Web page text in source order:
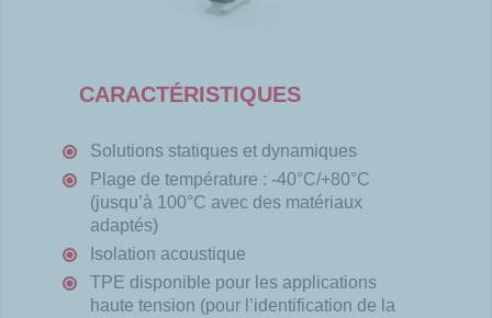
CARACTÉRISTIQUES
Solutions statiques et dynamiques
Plage de température : -40°C/+80°C
(jusqu’à 100°C avec des matériaux
adaptés)
Isolation acoustique
TPE disponible pour les applications
haute tension (pour l’identification de la